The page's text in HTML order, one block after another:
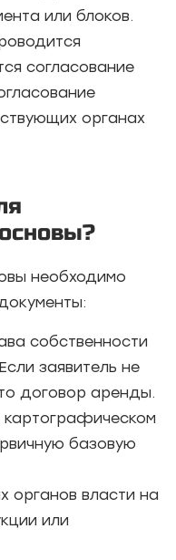
или блоков.
согласование
органах
необходимо
собственности
заявитель не
договор аренды.
картографическом
базовую
органов власти на
или